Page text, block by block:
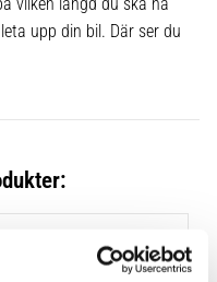
vilken längd du ska ha
upp din bil. Där ser du
Lägg